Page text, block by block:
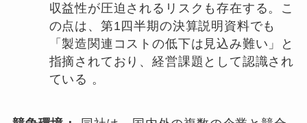
収益性が圧迫されるリスクも存在する。こ
の点は、第1四半期の決算説明資料でも
「製造関連コストの低下は見込み難い」と
指摘されており、経営課題として認識され
ている 。